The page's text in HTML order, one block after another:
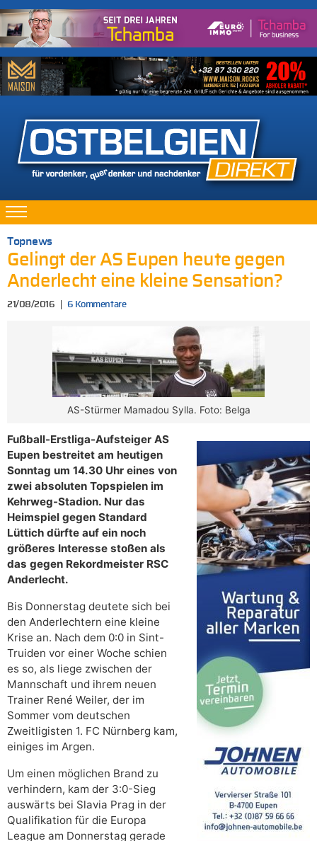
Topnews
Gelingt der AS Eupen heute gegen
Anderlecht eine kleine Sensation?
21/08/2016 6 Kommentare
AS-Stürmer Mamadou Sylla. Foto: Belga
Fußball-Erstliga-Aufsteiger AS
Eupen bestreitet am heutigen
Sonntag um 14.30 Uhr eines von
zwei absoluten Topspielen im
Kehrweg-Stadion. Nur das
Heimspiel gegen Standard
Lüttich dürfte auf ein noch
größeres Interesse stoßen als
das gegen Rekordmeister RSC
Anderlecht.
Bis Donnerstag deutete sich bei
den Anderlechtern eine kleine
Krise an. Nach dem 0:0 in Sint-
Truiden vor einer Woche schien
es so, als liege zwischen der
Mannschaft und ihrem neuen
Trainer René Weiler, der im
Sommer vom deutschen
Zweitligisten 1. FC Nürnberg kam,
einiges im Argen.
Um einen möglichen Brand zu
verhindern, kam der 3:0-Sieg
auswärts bei Slavia Prag in der
Qualifikation für die Europa
League am Donnerstag gerade